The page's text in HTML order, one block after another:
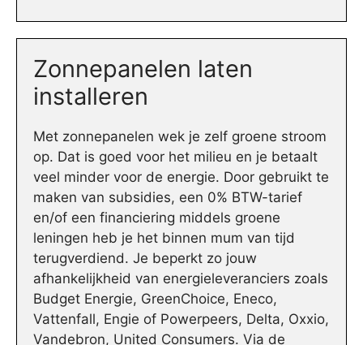
Zonnepanelen laten
installeren
Met zonnepanelen wek je zelf groene stroom
op. Dat is goed voor het milieu en je betaalt
veel minder voor de energie. Door gebruikt te
maken van subsidies, een 0% BTW-tarief
en/of een financiering middels groene
leningen heb je het binnen mum van tijd
terugverdiend. Je beperkt zo jouw
afhankelijkheid van energieleveranciers zoals
Budget Energie, GreenChoice, Eneco,
Vattenfall, Engie of Powerpeers, Delta, Oxxio,
Vandebron, United Consumers. Via de